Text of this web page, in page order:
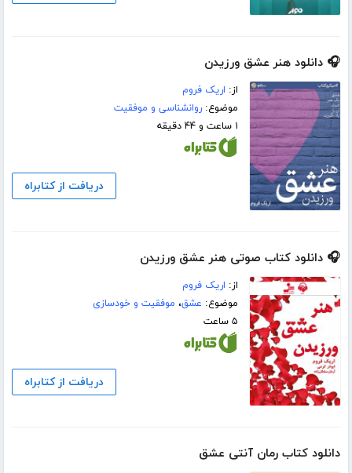
🎧 دانلود هنر عشق ورزیدن
از: اریک فروم
موضوع:روانشناسی و موفقیت
۱ ساعت و ۴۴ دقیقه
دریافت از کتابراه
🎧 دانلود کتاب صوتی هنر عشق ورزیدن
از: اریک فروم
موضوع: عشق، موفقیت و خودسازی
۵ ساعت
دریافت از کتابراه
دانلود کتاب رمان آنتی عشق